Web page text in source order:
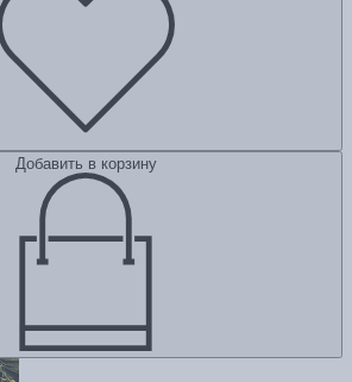
Добавить в корзину